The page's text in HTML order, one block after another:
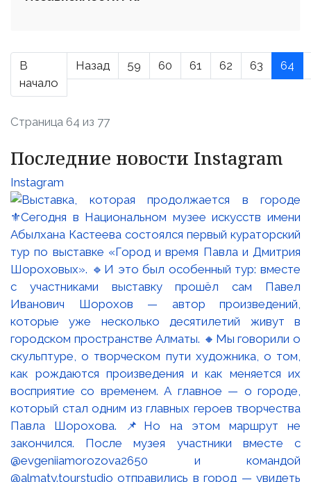
В
начало
Назад 59 60 61 62 63 64
Страница 64 из 77
Последние новости Instagram
Instagram